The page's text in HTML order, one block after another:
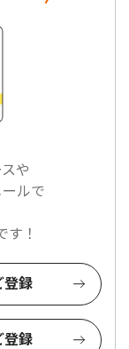
や
ルで
す！
登録
登録